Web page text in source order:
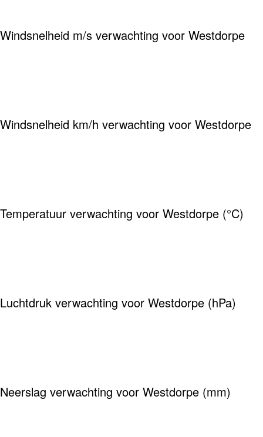
Windsnelheid m/s verwachting voor Westdorpe
Windsnelheid km/h verwachting voor Westdorpe
Temperatuur verwachting voor Westdorpe (°C)
Luchtdruk verwachting voor Westdorpe (hPa)
Neerslag verwachting voor Westdorpe (mm)